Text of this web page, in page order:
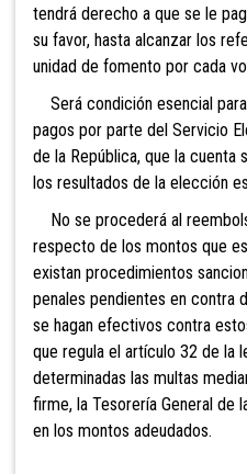
tendrá derecho a que se le
su favor, hasta alcanzar los
unidad de fomento por cada
Será condición esencial
pagos por parte del Servicio
de la República, que la cuenta
los resultados de la elección
No se procederá al
respecto de los montos que
existan procedimientos
penales pendientes en contra
se hagan efectivos contra
que regula el artículo 32 de la
determinadas las multas
firme, la Tesorería General de
en los montos adeudados.